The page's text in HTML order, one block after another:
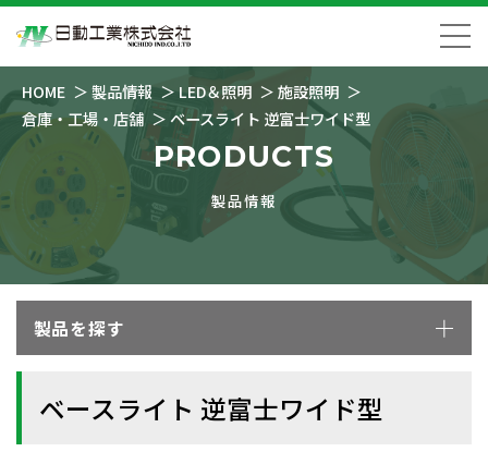
HOME 製品情報 LED＆照明
施設照明
倉庫・工場・店舗
ベースライト 逆富士ワイド型
PRODUCTS
製品情報
製品を探す
ベースライト 逆富士ワイド型